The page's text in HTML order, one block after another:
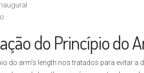
do Princípio do
do arm’s length nos tratados para evitar a